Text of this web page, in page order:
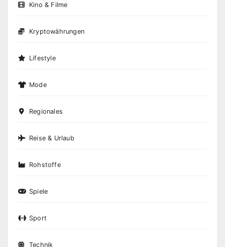
Kino & Filme
Kryptowährungen
Lifestyle
Mode
Regionales
Reise & Urlaub
Rohstoffe
Spiele
Sport
Technik